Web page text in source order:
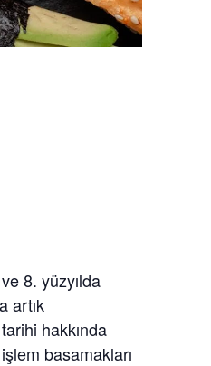
8. yüzyılda
artık
hakkında
basamakları